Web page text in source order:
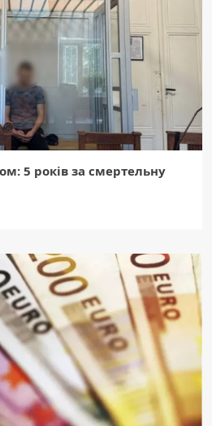
5 років за смертельну